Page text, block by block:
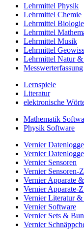
Lehrmittel Physik
Lehrmittel Chemie
Lehrmittel Biologie
Lehrmittel
Lehrmittel Musik
Lehrmittel
Lehrmittel Natur
Messwerterfassung
Lernspiele
Literatur
elektronische
Mathematik
Physik Software
Vernier
Vernier
Vernier Sensoren
Vernier Sensoren-
Vernier Apparate
Vernier Apparate-
Vernier Literatur
Vernier Software
Vernier Sets &
Vernier